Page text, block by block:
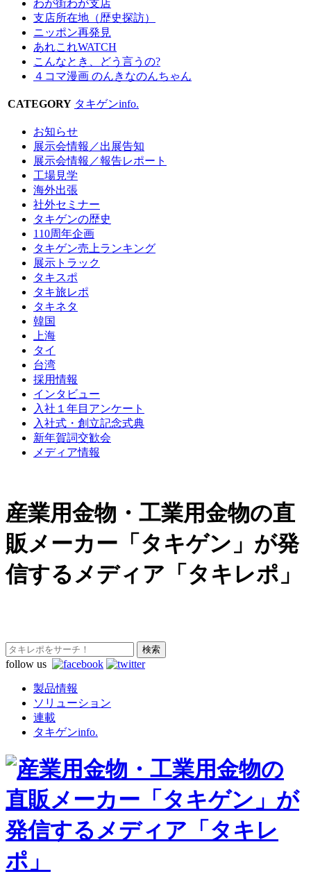
わが街わが支店
支店所在地（歴史探訪）
ニッポン再発見
あれこれWATCH
こんなとき、どう言うの?
４コマ漫画 のんきなのんちゃん
CATEGORY タキゲンinfo.
お知らせ
展示会情報／出展告知
展示会情報／報告レポート
工場見学
海外出張
社外セミナー
タキゲンの歴史
110周年企画
タキゲン売上ランキング
展示トラック
タキスポ
タキ旅レポ
タキネタ
韓国
上海
タイ
台湾
採用情報
インタビュー
入社１年目アンケート
入社式・創立記念式典
新年賀詞交歓会
メディア情報
産業用金物・工業用金物の直
販メーカー「タキゲン」が発
信するメディア「タキレポ」
follow us
製品情報
ソリューション
連載
タキゲンinfo.